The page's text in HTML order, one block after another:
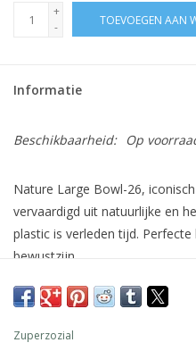
+
-
TOEVOEGEN AAN
Informatie
Beschikbaarheid: Op
Nature Large Bowl-26,
vervaardigd uit natuurlijke en
plastic is verleden tijd.
bewustzijn.
Afmeting: 26 x 25,5 x 11 cm,
glucose
Zuperzozial